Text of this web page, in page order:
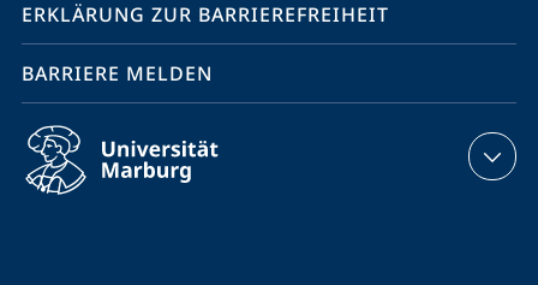
ERKLÄRUNG ZUR BARRIEREFREIHEIT
BARRIERE MELDEN